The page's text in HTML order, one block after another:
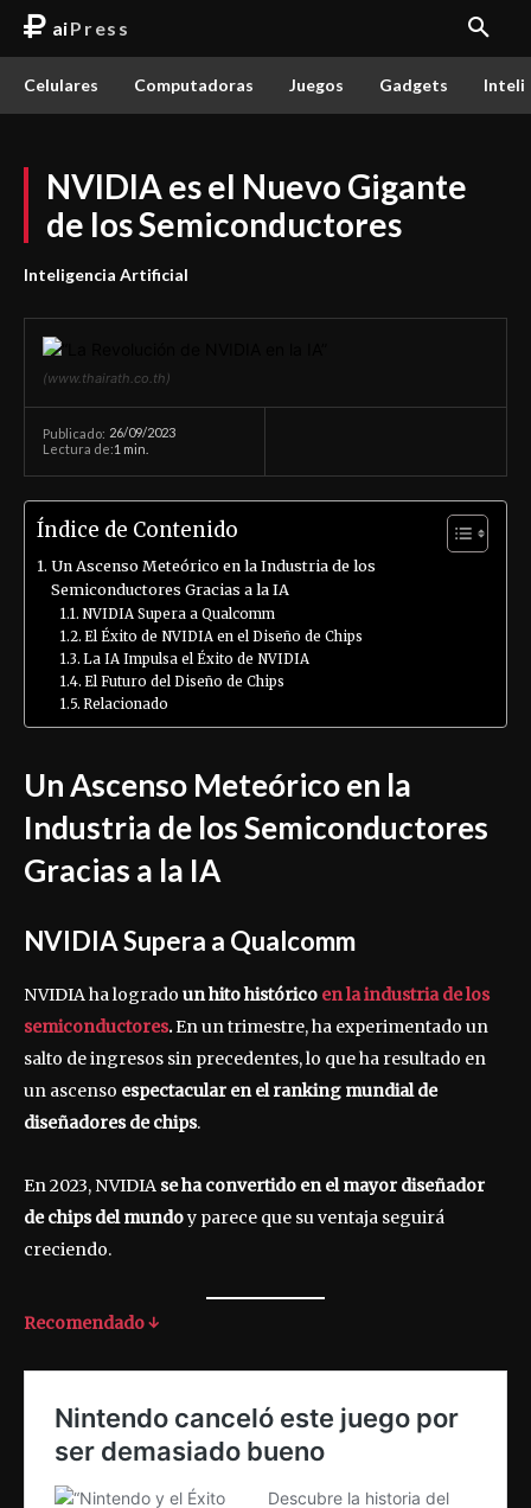
aiPress
Celulares Computadoras Juegos Gadgets
NVIDIA es el Nuevo Gigante
de los Semiconductores
Inteligencia Artificial
(www.thairath.co.th)
Publicado: 26/09/2023
Lectura de:1 min.
Índice de Contenido
Un Ascenso Meteórico en la Industria de los
Semiconductores Gracias a la IA
NVIDIA Supera a Qualcomm
El Éxito de NVIDIA en el Diseño de Chips
La IA Impulsa el Éxito de NVIDIA
El Futuro del Diseño de Chips
Relacionado
Un Ascenso Meteórico en la
Industria de los Semiconductores
Gracias a la IA
NVIDIA Supera a Qualcomm
NVIDIA ha logrado un hito histórico en la industria de los
semiconductores.En un trimestre, ha experimentado un
salto de ingresos sin precedentes, lo que ha resultado en
un ascenso espectacular en el ranking mundial de
diseñadores de chips.
En 2023, NVIDIA se ha convertido en el mayor diseñador
de chips del mundoy parece que su ventaja seguirá
creciendo.
Recomendado ↓